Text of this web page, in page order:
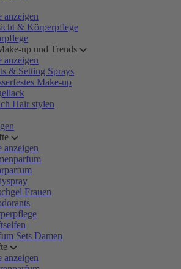
anzeigen
& Körperpflege
up und Trends
anzeigen
& Setting Sprays
Make-up
Hair stylen
anzeigen
Frauen
Sets Damen
anzeigen